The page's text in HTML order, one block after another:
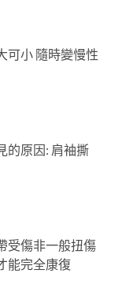
可小 隨時變慢性
的原因: 肩袖撕
受傷非一般扭傷
能完全康復